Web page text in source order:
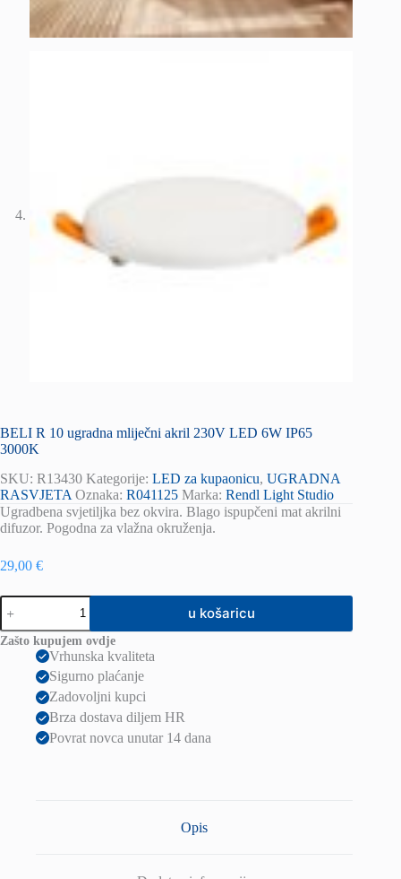
BELI R 10 ugradna mliječni akril 230V LED 6W IP65
3000K
SKU: R13430 Kategorije: LED za kupaonicu, UGRADNA
RASVJETA Oznaka: R041125 Marka: Rendl Light Studio
Ugradbena svjetiljka bez okvira. Blago ispupčeni mat akrilni
difuzor. Pogodna za vlažna okruženja.
29,00 €
BELI
R
10
ugradna
mliječni
u košaricu
Zašto kupujem ovdje
Vrhunska kvaliteta
Sigurno plaćanje
Zadovoljni kupci
Brza dostava diljem HR
Povrat novca unutar 14 dana
Opis